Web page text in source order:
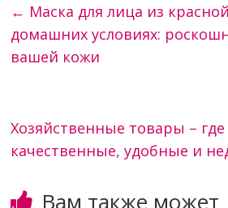
← Маска для лица из
домашних условиях:
вашей кожи
Хозяйственные товары –
качественные, удобные и
Вам также может